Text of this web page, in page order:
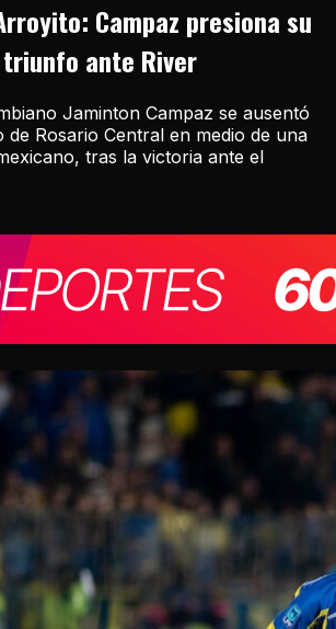
Campaz presiona su
ante River
Jaminton Campaz se ausentó
de Rosario Central en medio de una
tras la victoria ante el